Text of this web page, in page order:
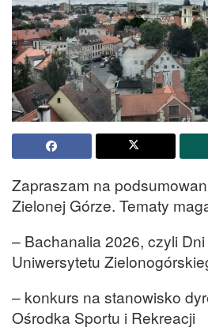
Zapraszam na
Zielonej Górze. Tematy
– Bachanalia 2026, czyli
Uniwersytetu
– konkurs na stanowisko
Ośrodka Sportu i Rekreacji